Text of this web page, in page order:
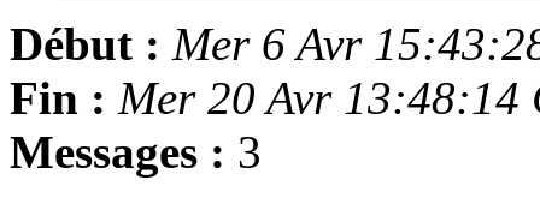
Début : Mer 6 Avr
Fin : Mer 20 Avr 13:48:14
Messages : 3